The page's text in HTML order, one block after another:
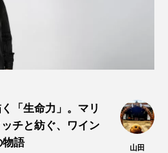
「生命力」。マリ
チと紡ぐ、ワイン
物語
山田